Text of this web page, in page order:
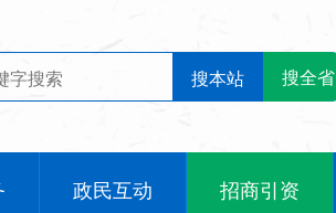
搜本站 搜全省
政民互动 招商引资